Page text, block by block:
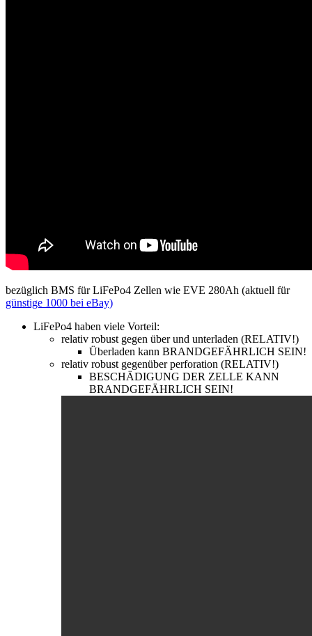
bezüglich BMS für LiFePo4 Zellen wie EVE 280Ah (aktuell für
günstige 1000 bei eBay)
LiFePo4 haben viele Vorteil:
relativ robust gegen über und unterladen (RELATIV!)
Überladen kann BRANDGEFÄHRLICH SEIN!
relativ robust gegenüber perforation (RELATIV!)
BESCHÄDIGUNG DER ZELLE KANN
BRANDGEFÄHRLICH SEIN!